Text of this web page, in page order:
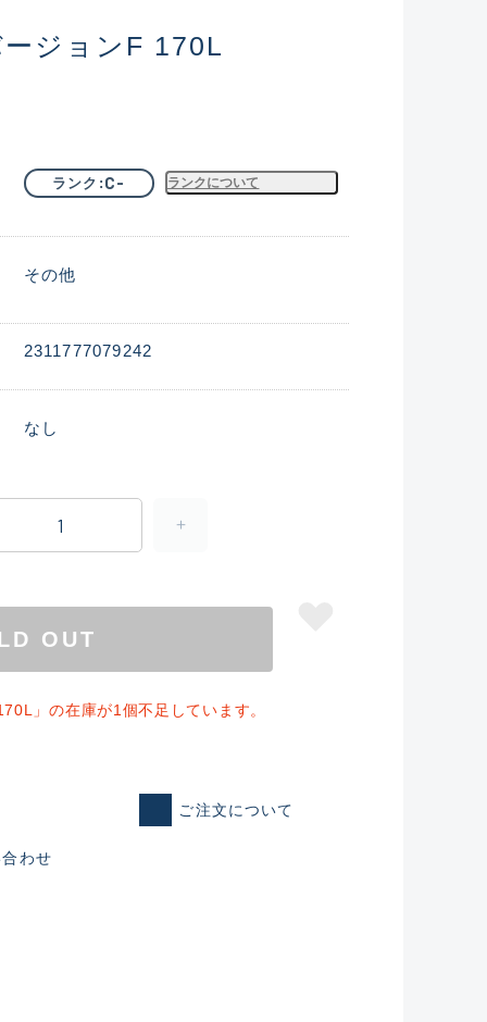
れた未使用
ジョンF 170L
ランク C- ランクについて
その他
2311777079242
なし
OUT
」の在庫が1個不足しています。
ご注文について
わせ